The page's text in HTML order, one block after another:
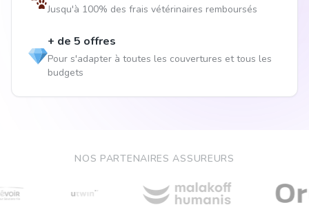
Jusqu'à 100% des frais vétérinaires remboursés
+ de 5 offres
Pour s'adapter à toutes les couvertures et tous les
budgets
NOS PARTENAIRES ASSUREURS